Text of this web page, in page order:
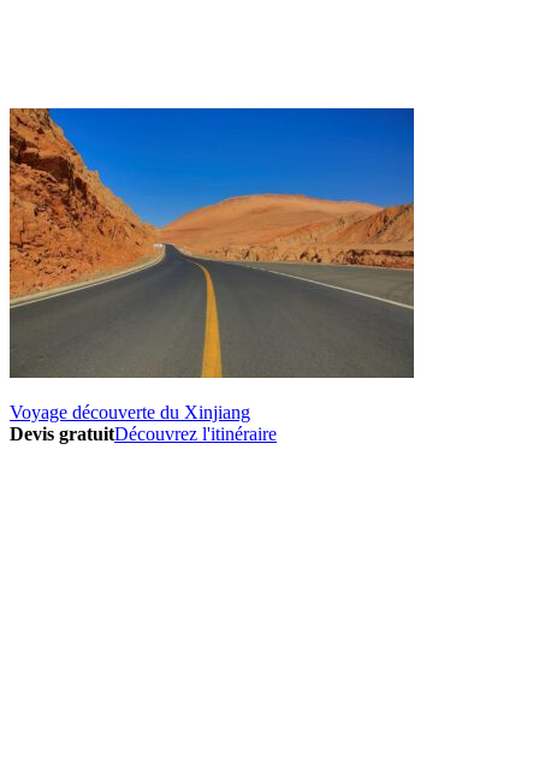
Voyage découverte du Xinjiang
Devis gratuitDécouvrez l'itinéraire